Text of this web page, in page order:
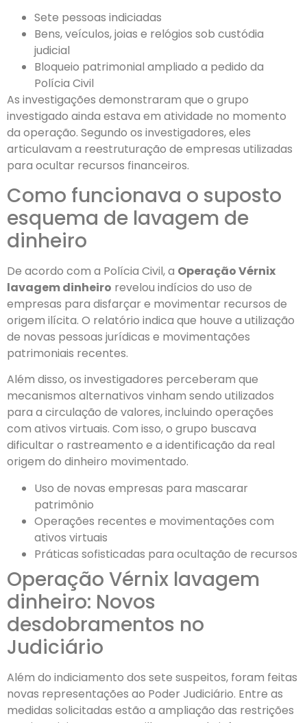
Sete pessoas indiciadas
Bens, veículos, joias e relógios sob custódia
judicial
Bloqueio patrimonial ampliado a pedido da
Polícia Civil
As investigações demonstraram que o grupo
investigado ainda estava em atividade no momento
da operação. Segundo os investigadores, eles
articulavam a reestruturação de empresas utilizadas
para ocultar recursos financeiros.
Como funcionava o suposto
esquema de lavagem de
dinheiro
De acordo com a Polícia Civil, a Operação Vérnix
lavagem dinheiro revelou indícios do uso de
empresas para disfarçar e movimentar recursos de
origem ilícita. O relatório indica que houve a utilização
de novas pessoas jurídicas e movimentações
patrimoniais recentes.
Além disso, os investigadores perceberam que
mecanismos alternativos vinham sendo utilizados
para a circulação de valores, incluindo operações
com ativos virtuais. Com isso, o grupo buscava
dificultar o rastreamento e a identificação da real
origem do dinheiro movimentado.
Uso de novas empresas para mascarar
patrimônio
Operações recentes e movimentações com
ativos virtuais
Práticas sofisticadas para ocultação de recursos
Operação Vérnix lavagem
dinheiro: Novos
desdobramentos no
Judiciário
Além do indiciamento dos sete suspeitos, foram feitas
novas representações ao Poder Judiciário. Entre as
medidas solicitadas estão a ampliação das restrições